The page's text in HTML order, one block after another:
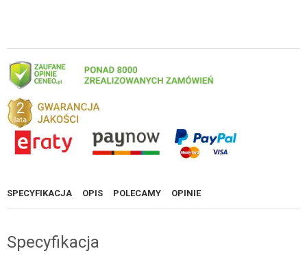
SPECYFIKACJA OPIS POLECAMY OPINIE
Specyfikacja